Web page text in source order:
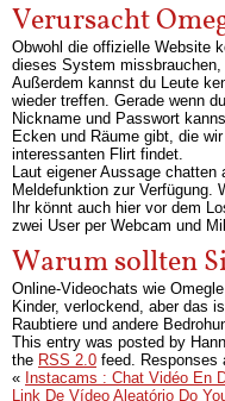
Verursacht
Obwohl die offizielle Website
dieses System
Außerdem kannst du Leute
wieder treffen. Gerade wenn
Nickname und Passwort
Ecken und Räume gibt, die
interessanten Flirt findet.
Laut eigener Aussage
Meldefunktion zur Verfügung.
Ihr könnt auch hier vor dem
zwei User per Webcam und
Warum sollten
Online-Videochats wie
Kinder, verlockend, aber das
Raubtiere und andere
This entry was posted by
the RSS 2.0 feed. Responses
« Instacams : Chat Vidéo En
Link De Vídeo Aleatório Do